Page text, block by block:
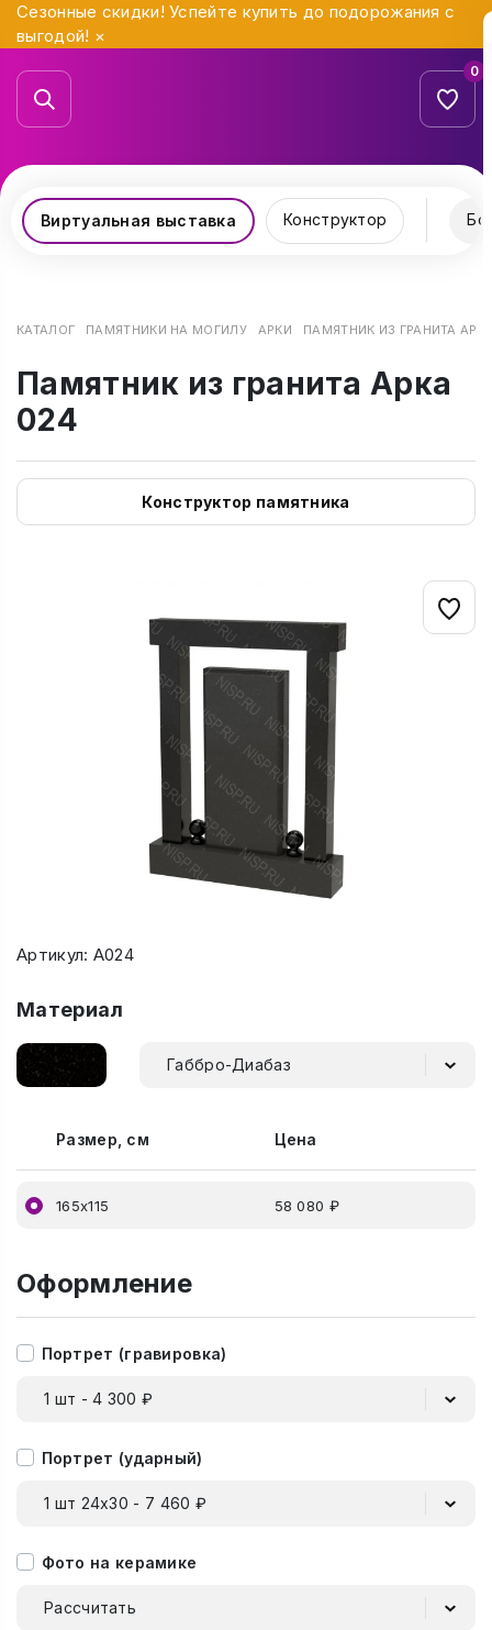
Сезонные скидки! Успейте купить до подорожания с
выгодой! ×
0
Виртуальная выставка Конструктор
КАТАЛОГ ПАМЯТНИКИ НА МОГИЛУ АРКИ ПАМЯТНИК ИЗ ГРАНИТА
Памятник из гранита Арка
024
Конструктор памятника
Артикул: А024
Материал
Габбро-Диабаз
Размер, см Цена
165х115 58 080 ₽
Оформление
Портрет (гравировка)
1 шт - 4 300 ₽
Портрет (ударный)
1 шт 24х30 - 7 460 ₽
Фото на керамике
Рассчитать